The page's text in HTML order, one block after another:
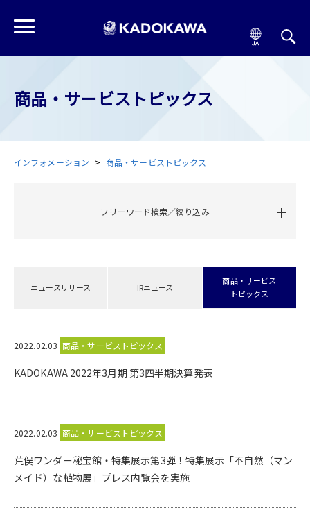
商品・サービストピックス
インフォメーション 商品・サービストピックス
フリーワード検索／絞り込み
ニュースリリース IRニュース
商品・サービス
トピックス
2022.02.03 商品・サービストピックス
KADOKAWA 2022年3月期 第3四半期決算発表
2022.02.03 商品・サービストピックス
荒俣ワンダー秘宝館・特集展示第3弾！特集展示「不自然（マン
メイド）な植物展」プレス内覧会を実施